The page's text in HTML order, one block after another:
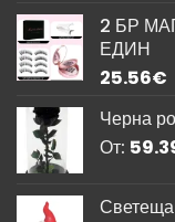
2 БР
ЕДИН
25.56€
Черна
От:
Светеща